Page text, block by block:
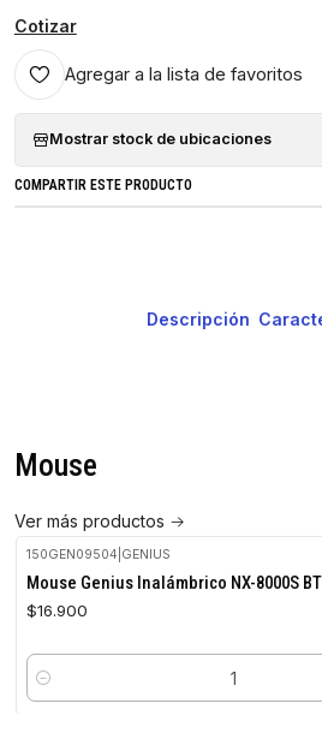
Cotizar
Agregar a la lista de favoritos
Mostrar stock de ubicaciones
COMPARTIR ESTE PRODUCTO
Descripción
Mouse
Ver más productos
150GEN09504 GENIUS
Mouse Genius Inalámbrico NX-8000S BT
$16.900
Cantidad